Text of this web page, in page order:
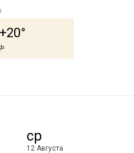
+20°
ср
12 Августа